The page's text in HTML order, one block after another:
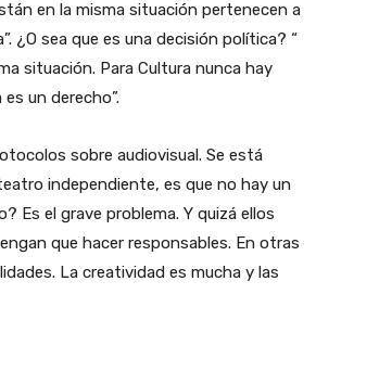
en la misma situación pertenecen a
¿O sea que es una decisión política? “
situación. Para Cultura nunca hay
un derecho”.
sobre audiovisual. Se está
independiente, es que no hay un
Es el grave problema. Y quizá ellos
que hacer responsables. En otras
La creatividad es mucha y las